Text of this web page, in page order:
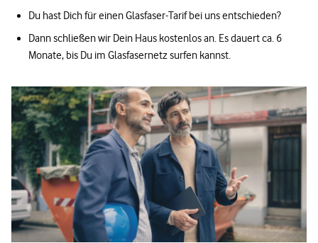
Du hast Dich für einen Glasfaser-Tarif bei uns entschieden?
Dann schließen wir Dein Haus kostenlos an. Es dauert ca. 6
Monate, bis Du im Glasfasernetz surfen kannst.